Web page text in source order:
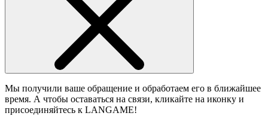
Мы получили ваше обращение и обработаем его в ближайшее
время. А чтобы оставаться на связи, кликайте на иконку и
присоединяйтесь к LANGAME!